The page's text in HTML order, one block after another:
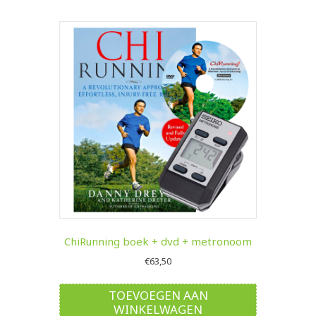
ChiRunning boek + dvd + metronoom
€63,50
TOEVOEGEN AAN
WINKELWAGEN